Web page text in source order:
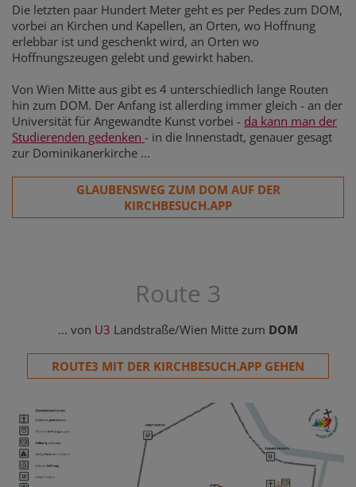
Die letzten paar Hundert Meter geht es per Pedes zum DOM,
vorbei an Kirchen und Kapellen, an Orten, wo Hoffnung
erlebbar ist und geschenkt wird, an Orten wo
Hoffnungszeugen gelebt und gewirkt haben.
Von Wien Mitte aus gibt es 4 unterschiedlich lange Routen
hin zum DOM. Der Anfang ist allerding immer gleich - an der
Universität für Angewandte Kunst vorbei - da kann man der
Studierenden gedenken - in die Innenstadt, genauer gesagt
zur Dominikanerkirche ...
GLAUBENSWEG ZUM DOM AUF DER
KIRCHBESUCH.APP
Route 3
... von U3 Landstraße/Wien Mitte zum DOM
ROUTE3 MIT DER KIRCHBESUCH.APP GEHEN